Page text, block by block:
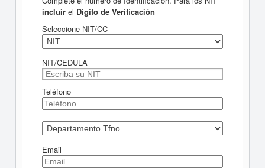
incluirel Dígito de Verificación
Seleccione NIT/CC
NIT/CEDULA
Teléfono
Email